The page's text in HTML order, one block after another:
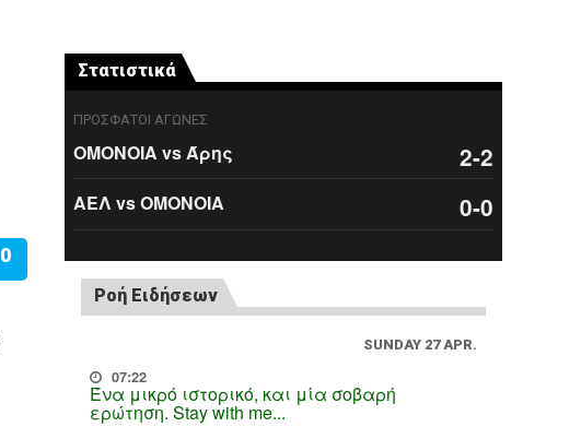
0
Στατιστικά
ΠΡΟΣΦΑΤΟΙ ΑΓΩΝΕΣ
ΟΜΟΝΟΙΑ vs Άρης 2-2
ΑΕΛ vs ΟΜΟΝΟΙΑ 0-0
Ροή Ειδήσεων
SUNDAY 27 APR.
07:22
Ένα μικρό ιστορικό, και μία σοβαρή
ερώτηση. Stay with me...